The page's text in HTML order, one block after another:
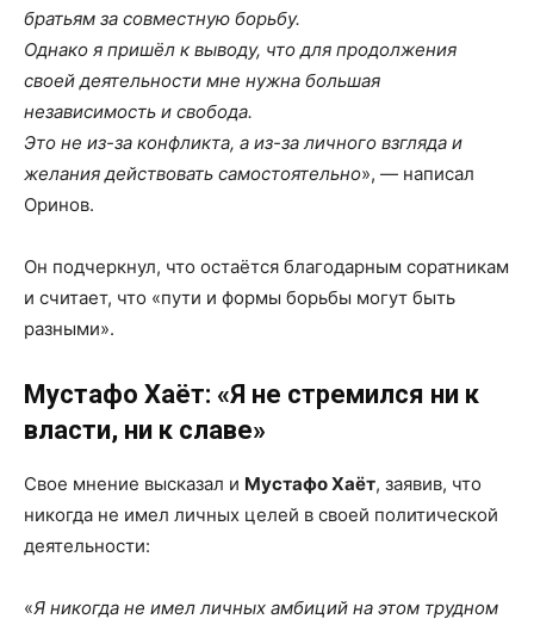
братьям за совместную борьбу.
Однако я пришёл к выводу, что для продолжения
своей деятельности мне нужна большая
независимость и свобода.
Это не из-за конфликта, а из-за личного взгляда и
желания действовать самостоятельно», — написал
Оринов.
Он подчеркнул, что остаётся благодарным соратникам
и считает, что «пути и формы борьбы могут быть
разными».
Мустафо Хаёт: «Я не стремился ни к
власти, ни к славе»
Свое мнение высказал и Мустафо Хаёт, заявив, что
никогда не имел личных целей в своей политической
деятельности:
«Я никогда не имел личных амбиций на этом трудном